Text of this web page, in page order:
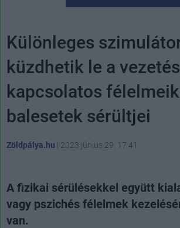
Különleges
küzdhetik le a
kapcsolatos
balesetek sérültjei
Zöldpálya.hu | 2023 június 29. 17:41
A fizikai sérülésekkel együtt
vagy pszichés félelmek
van.